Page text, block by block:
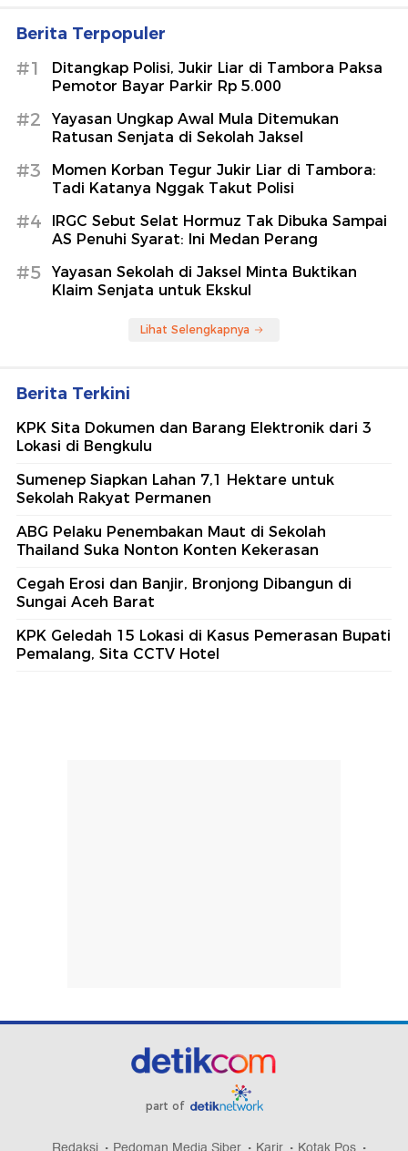
Berita Terpopuler
#1
Ditangkap Polisi, Jukir Liar di Tambora Paksa
Pemotor Bayar Parkir Rp 5.000
#2
Yayasan Ungkap Awal Mula Ditemukan
Ratusan Senjata di Sekolah Jaksel
#3
Momen Korban Tegur Jukir Liar di Tambora:
Tadi Katanya Nggak Takut Polisi
#4
IRGC Sebut Selat Hormuz Tak Dibuka Sampai
AS Penuhi Syarat: Ini Medan Perang
#5
Yayasan Sekolah di Jaksel Minta Buktikan
Klaim Senjata untuk Ekskul
Lihat Selengkapnya
Berita Terkini
KPK Sita Dokumen dan Barang Elektronik dari 3
Lokasi di Bengkulu
Sumenep Siapkan Lahan 7,1 Hektare untuk
Sekolah Rakyat Permanen
ABG Pelaku Penembakan Maut di Sekolah
Thailand Suka Nonton Konten Kekerasan
Cegah Erosi dan Banjir, Bronjong Dibangun di
Sungai Aceh Barat
KPK Geledah 15 Lokasi di Kasus Pemerasan Bupati
Pemalang, Sita CCTV Hotel
part of